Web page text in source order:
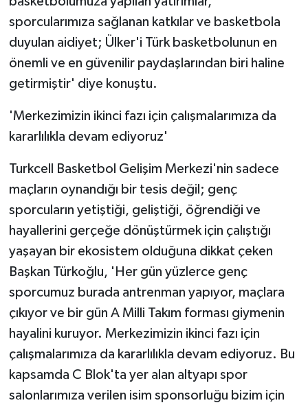
sporcularımıza sağlanan katkılar ve basketbola
duyulan aidiyet; Ülker'i Türk basketbolunun en
önemli ve en güvenilir paydaşlarından biri haline
getirmiştir' diye konuştu.
'Merkezimizin ikinci fazı için çalışmalarımıza da
kararlılıkla devam ediyoruz'
Turkcell Basketbol Gelişim Merkezi'nin sadece
maçların oynandığı bir tesis değil; genç
sporcuların yetiştiği, geliştiği, öğrendiği ve
hayallerini gerçeğe dönüştürmek için çalıştığı
yaşayan bir ekosistem olduğuna dikkat çeken
Başkan Türkoğlu, 'Her gün yüzlerce genç
sporcumuz burada antrenman yapıyor, maçlara
çıkıyor ve bir gün A Milli Takım forması giymenin
hayalini kuruyor. Merkezimizin ikinci fazı için
çalışmalarımıza da kararlılıkla devam ediyoruz. Bu
kapsamda C Blok'ta yer alan altyapı spor
salonlarımıza verilen isim sponsorluğu bizim için